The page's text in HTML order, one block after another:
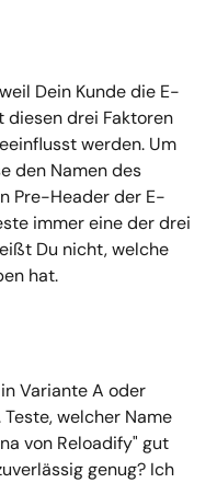
Dein Kunde die E-
diesen drei Faktoren
werden. Um
den Namen des
Pre-Header der E-
immer eine der drei
Du nicht, welche
hat.
Variante A oder
welcher Name
von Reloadify" gut
genug? Ich